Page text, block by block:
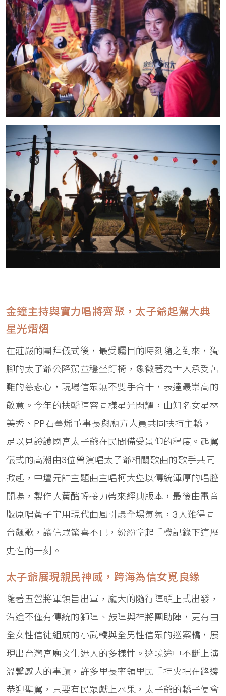
金鐘主持與實力唱將齊聚，太子爺起駕大典
星光熠熠
在莊嚴的團拜儀式後，最受矚目的時刻隨之到來，獨
腳的太子爺公降駕並穩坐釘椅，象徵著為世人承受苦
難的慈悲心，現場信眾無不雙手合十，表達最崇高的
敬意。今年的扶轎陣容同樣星光閃耀，由知名女星林
美秀、PP石墨烯董事長與廟方人員共同扶持主轎，
足以見證護國宮太子爺在民間備受景仰的程度。起駕
儀式的高潮由3位曾演唱太子爺相關歌曲的歌手共同
掀起，中壇元帥主題曲主唱柯大堡以傳統渾厚的唱腔
開場，製作人黃酩幃接力帶來經典版本，最後由電音
版原唱黃子宇用現代曲風引爆全場氣氛，3人難得同
台飆歌，讓信眾驚喜不已，紛紛拿起手機記錄下這歷
史性的一刻。
太子爺展現親民神威，跨海為信女覓良緣
隨著五營將軍領旨出軍，龐大的隨行陣頭正式出發，
沿途不僅有傳統的獅陣、鼓陣與神將團助陣，更有由
全女性信徒組成的小武轎與全男性信眾的巡案轎，展
現出台灣宮廟文化迷人的多樣性。遶境途中不斷上演
溫馨感人的事蹟，許多里長率領里民手持火把在路邊
恭迎聖駕，只要有民眾獻上水果，太子爺的轎子便會